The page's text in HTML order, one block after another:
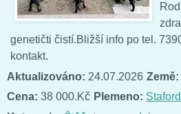
genetičti čistí.Bližší info po tel.
kontakt.
Aktualizováno: 24.07.2026 Země:
Cena: 38 000.Kč Plemeno: